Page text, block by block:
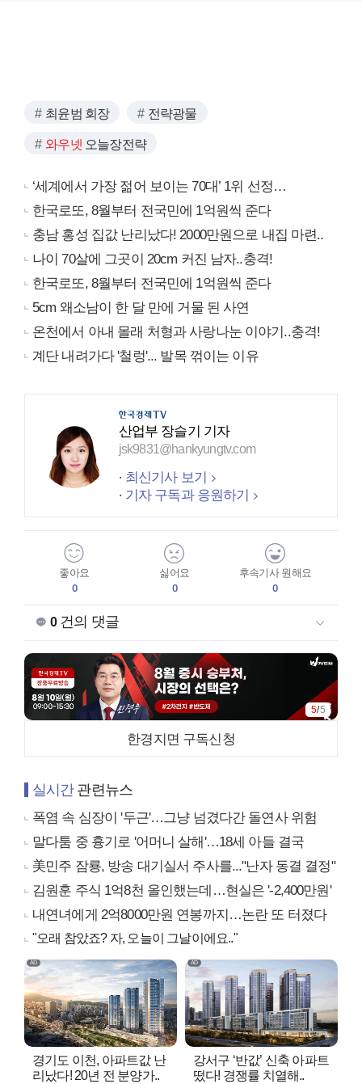
최윤범 회장 전략광물
와우넷 오늘장전략
‘세계에서 가장 젊어 보이는 70대’ 1위 선정…
한국로또, 8월부터 전국민에 1억원씩 준다
충남 홍성 집값 난리났다! 2000만원으로 내집 마련..
나이 70살에 그곳이 20cm 커진 남자..충격!
한국로또, 8월부터 전국민에 1억원씩 준다
5cm 왜소남이 한 달 만에 거물 된 사연
온천에서 아내 몰래 처형과 사랑나눈 이야기..충격!
계단 내려가다 '철렁'... 발목 꺾이는 이유
산업부 장슬기 기자
jsk9831@hankyungtv.com
최신기사 보기
기자 구독과 응원하기
좋아요
0
싫어요
0
후속기사 원해요
0
0건의 댓글
5/5
한경지면 구독신청
실시간관련뉴스
폭염 속 심장이 '두근'…그냥 넘겼다간 돌연사 위험
말다툼 중 흉기로 '어머니 살해'…18세 아들 결국
美민주 잠룡, 방송 대기실서 주사를..."난자 동결 결정"
김원훈 주식 1억8천 올인했는데…현실은 '-2,400만원'
내연녀에게 2억8000만원 연봉까지…논란 또 터졌다
"오래 참았죠? 자, 오늘이 그날이에요.."
경기도 이천, 아파트값 난
리났다! 20년 전 분양가..
강서구 ‘반값’ 신축 아파트
떴다! 경쟁률 치열해..